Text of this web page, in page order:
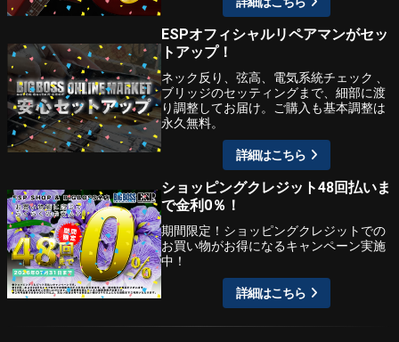
ESPオフィシャルリペアマンがセッ
トアップ！
ネック反り、弦高、電気系統チェック 、
ブリッジのセッティングまで、細部に渡
り調整してお届け。ご購入も基本調整は
永久無料。
詳細はこちら
ショッピングクレジット48回払いま
で金利0％！
期間限定！ショッピングクレジットでの
お買い物がお得になるキャンペーン実施
中！
詳細はこちら